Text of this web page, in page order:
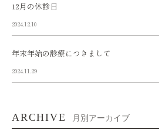
12月の休診日
2024.12.10
年末年始の診療につきまして
2024.11.29
ARCHIVE 月別アーカイブ